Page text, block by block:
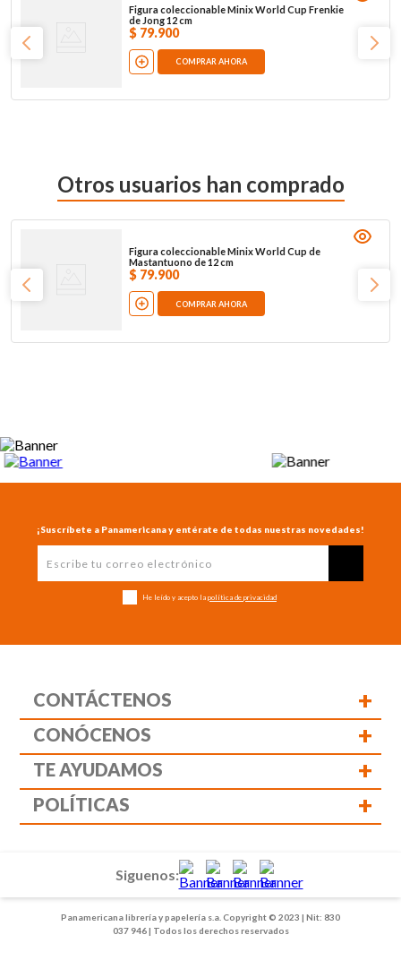
Figura coleccionable Minix World Cup Frenkie
de Jong 12 cm
$ 79.900
COMPRAR AHORA
Otros usuarios han comprado
Figura coleccionable Minix World Cup de
Mastantuono de 12 cm
$ 79.900
COMPRAR AHORA
¡Suscríbete a Panamericana y entérate de todas nuestras novedades!
He leído y acepto la política de privacidad
CONTÁCTENOS +
CONÓCENOS +
TE AYUDAMOS +
POLÍTICAS +
Panamericana librería y papelería s.a. Copyright © 2023 | Nit: 830
037 946 | Todos los derechos reservados
Siguenos: